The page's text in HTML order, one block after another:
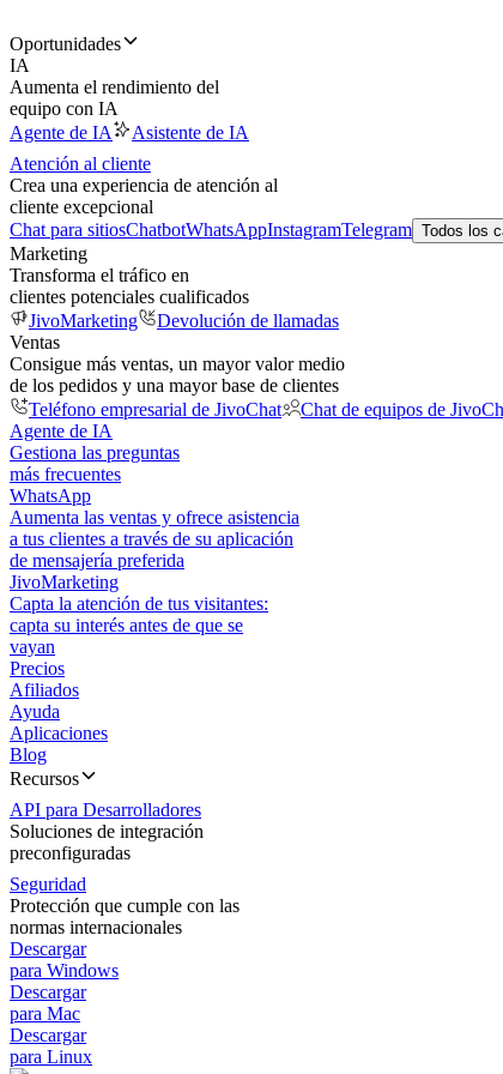
Oportunidades
IA
Aumenta el rendimiento del
equipo con IA
Agente de IA
Asistente de IA
Atención al cliente
Crea una experiencia de atención al
cliente excepcional
Chat para sitiosChatbotWhatsAppInstagramTelegram Todos los
Marketing
Transforma el tráfico en
clientes potenciales cualificados
JivoMarketing
Devolución de llamadas
Ventas
Consigue más ventas, un mayor valor medio
de los pedidos y una mayor base de clientes
Teléfono empresarial de JivoChat
Chat de equipos de
Agente de IA
Gestiona las preguntas
más frecuentes
WhatsApp
Aumenta las ventas y ofrece asistencia
a tus clientes a través de su aplicación
de mensajería preferida
JivoMarketing
Capta la atención de tus visitantes:
capta su interés antes de que se
vayan
Precios
Afiliados
Ayuda
Aplicaciones
Blog
Recursos
API para Desarrolladores
Soluciones de integración
preconfiguradas
Seguridad
Protección que cumple con las
normas internacionales
Descargar
para Windows
Descargar
para Mac
Descargar
para Linux